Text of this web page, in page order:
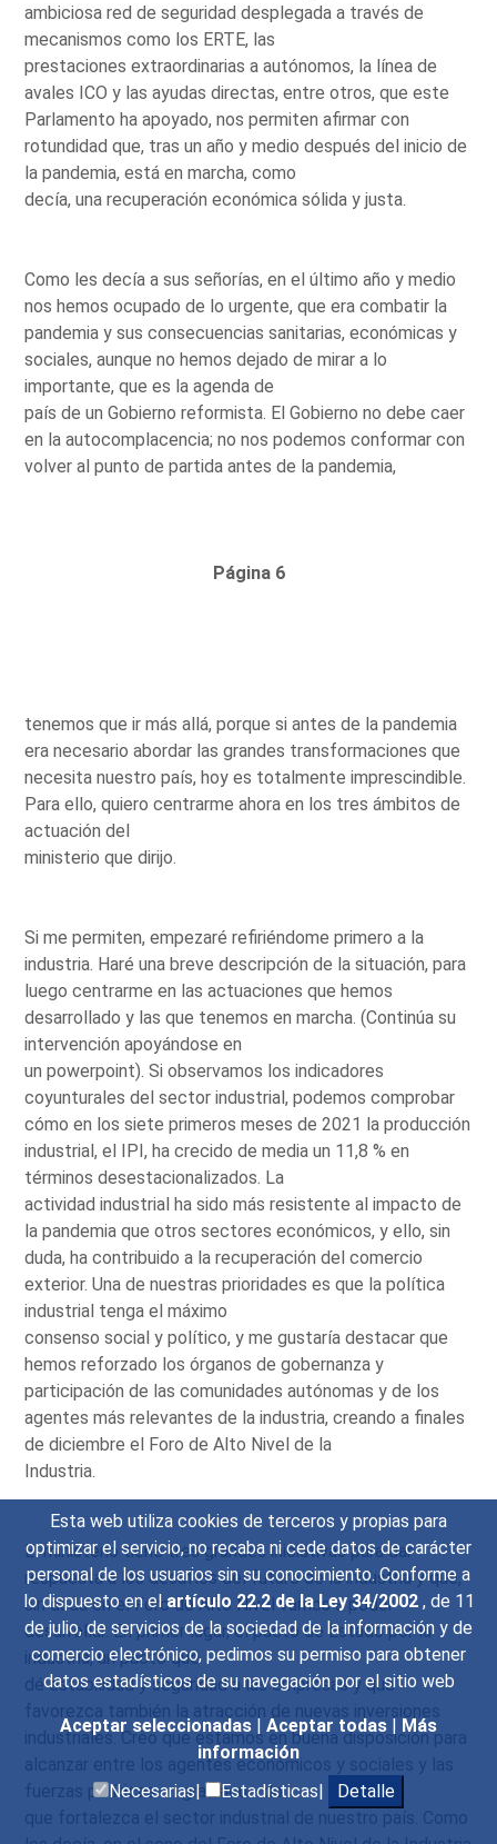
Esta web utiliza cookies de terceros y propias para
optimizar el servicio, no recaba ni cede datos de carácter
personal de los usuarios sin su conocimiento. Conforme a
lo dispuesto en elartículo 22.2 de la Ley 34/2002 , de 11
de julio, de servicios de la sociedad de la información y de
comercio electrónico, pedimos su permiso para obtener
datos estadísticos de su navegación por el sitio web
Aceptar seleccionadas | Aceptar todas | Más
información
Necesarias|
Estadísticas| Detalle
ambiciosa red de seguridad desplegada a través de
mecanismos como los ERTE, las
prestaciones extraordinarias a autónomos, la línea de
avales ICO y las ayudas directas, entre otros, que este
Parlamento ha apoyado, nos permiten afirmar con
rotundidad que, tras un año y medio después del inicio de
la pandemia, está en marcha, como
decía, una recuperación económica sólida y justa.
Como les decía a sus señorías, en el último año y medio
nos hemos ocupado de lo urgente, que era combatir la
pandemia y sus consecuencias sanitarias, económicas y
sociales, aunque no hemos dejado de mirar a lo
importante, que es la agenda de
país de un Gobierno reformista. El Gobierno no debe caer
en la autocomplacencia; no nos podemos conformar con
volver al punto de partida antes de la pandemia,
Página 6
tenemos que ir más allá, porque si antes de la pandemia
era necesario abordar las grandes transformaciones que
necesita nuestro país, hoy es totalmente imprescindible.
Para ello, quiero centrarme ahora en los tres ámbitos de
actuación del
ministerio que dirijo.
Si me permiten, empezaré refiriéndome primero a la
industria. Haré una breve descripción de la situación, para
luego centrarme en las actuaciones que hemos
desarrollado y las que tenemos en marcha. (Continúa su
intervención apoyándose en
un powerpoint). Si observamos los indicadores
coyunturales del sector industrial, podemos comprobar
cómo en los siete primeros meses de 2021 la producción
industrial, el IPI, ha crecido de media un 11,8 % en
términos desestacionalizados. La
actividad industrial ha sido más resistente al impacto de
la pandemia que otros sectores económicos, y ello, sin
duda, ha contribuido a la recuperación del comercio
exterior. Una de nuestras prioridades es que la política
industrial tenga el máximo
consenso social y político, y me gustaría destacar que
hemos reforzado los órganos de gobernanza y
participación de las comunidades autónomas y de los
agentes más relevantes de la industria, creando a finales
de diciembre el Foro de Alto Nivel de la
Industria.
El ministerio tiene tres grandes iniciativas para dar
respuesta a los desafíos del futuro de la industria y que,
sin duda en el Foro de Alto Nivel vamos a poder
desarrollar. En primer lugar, el pacto de Estado por la
industria, un pacto que
dé estabilidad y seguridad a las empresas y que
favorezca también la atracción de nuevas inversiones
industriales. Creo que estamos en buena disposición para
alcanzar entre los agentes económicos y sociales y las
fuerzas políticas un gran acuerdo
que fortalezca el sector industrial de nuestro país. Como